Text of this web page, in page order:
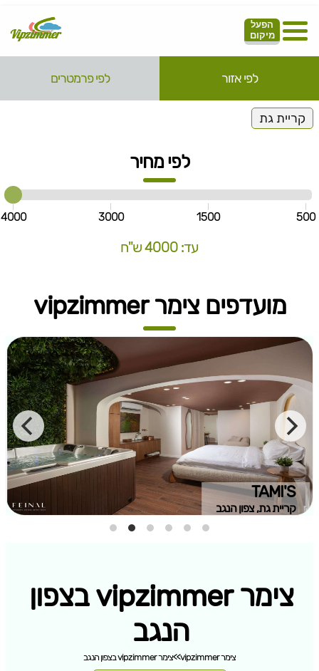
הפעל
מיקום
לפי אזור לפי פרמטרים
קריית גת
לפי מחיר
500
1500
3000
4000
עד: 4000 ש"ח
מועדפים צימר vipzimmer
TAMI'S
קריית גת, צפון הנגב
צימר vipzimmer בצפון
הנגב
צימר vipzimmer >>צימר vipzimmer בצפון הנגב